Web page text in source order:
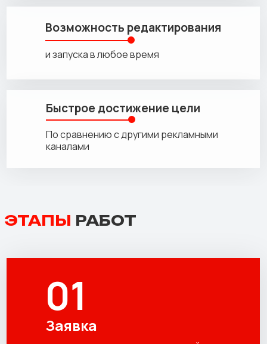
и запуска в любое время
Возможность редактирования
Быстрое достижение цели
По сравнению с другими рекламными
каналами
Заявка
01
ЭТАПЫ РАБОТ